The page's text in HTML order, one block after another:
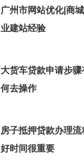
广州市网站优化|商
业建站经验
大货车贷款申请步
何去操作
房子抵押贷款办理
好时间很重要